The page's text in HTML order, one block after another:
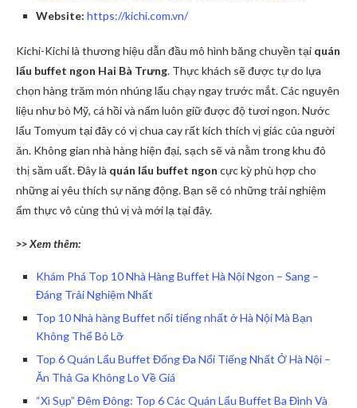
Website: https://kichi.com.vn/
Kichi-Kichi là thương hiệu dẫn đầu mô hình băng chuyền tại quán
lẩu buffet ngon Hai Bà Trưng. Thực khách sẽ được tự do lựa
chọn hàng trăm món nhúng lẩu chạy ngay trước mắt. Các nguyên
liệu như bò Mỹ, cá hồi và nấm luôn giữ được độ tươi ngon. Nước
lẩu Tomyum tại đây có vị chua cay rất kích thích vị giác của người
ăn. Không gian nhà hàng hiện đại, sạch sẽ và nằm trong khu đô
thị sầm uất. Đây là quán lẩu buffet ngon cực kỳ phù hợp cho
những ai yêu thích sự năng động. Bạn sẽ có những trải nghiệm
ẩm thực vô cùng thú vị và mới lạ tại đây.
>> Xem thêm:
Khám Phá Top 10 Nhà Hàng Buffet Hà Nội Ngon – Sang –
Đáng Trải Nghiệm Nhất
Top 10 Nhà hàng Buffet nổi tiếng nhất ở Hà Nội Mà Bạn
Không Thể Bỏ Lỡ
Top 6 Quán Lẩu Buffet Đống Đa Nổi Tiếng Nhất Ở Hà Nội –
Ăn Thả Ga Không Lo Về Giá
“Xì Sụp” Đêm Đông: Top 6 Các Quán Lẩu Buffet Ba Đình Và